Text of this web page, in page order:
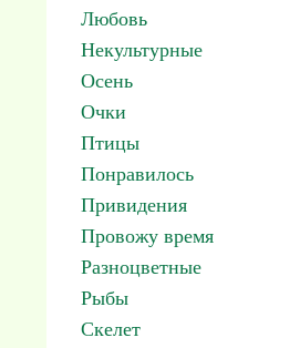
Любовь
Некультурные
Осень
Очки
Птицы
Понравилось
Привидения
Провожу время
Разноцветные
Рыбы
Скелет